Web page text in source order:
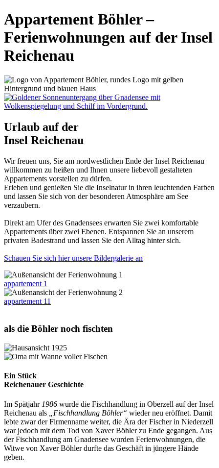
Appartement Böhler –
Ferienwohnungen auf der Insel
Reichenau
Urlaub auf der
Insel Reichenau
Wir freuen uns, Sie am nordwestlichen Ende der Insel Reichenau
willkommen zu heißen und Ihnen unsere liebevoll gestalteten
Appartements vorstellen zu dürfen.
Erleben und genießen Sie die Inselnatur in ihren leuchtenden Farben
und lassen Sie sich von der besonderen Atmosphäre am See
verzaubern.
Direkt am Ufer des Gnadensees erwarten Sie zwei komfortable
Appartements über zwei Ebenen. Entspannen Sie an unserem
privaten Badestrand und lassen Sie den Alltag hinter sich.
Schauen Sie sich hier unsere Bildergalerie an
appartement 1
appartement 11
als die Böhler noch fischten
Ein Stück
Reichenauer Geschichte
Im Spätjahr 1986 wurde die Fischhandlung in Oberzell auf der Insel
Reichenau als
„Fischhandlung Böhler“ wieder neu eröffnet. Damit
lebte zwar der Firmenname weiter, die Ära der Fischer in Niederzell
war jedoch mit dem Tod von Xaver Böhler zu Ende gegangen. Aus
der Fischhandlung am Gnadensee wurden Ferienwohnungen, die
Witwe von Xaver Böhler durfte das Geschäft in jüngere Hände
geben.